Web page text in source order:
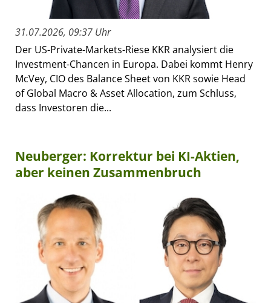
31.07.2026, 09:37 Uhr
Der US-Private-Markets-Riese KKR analysiert die
Investment-Chancen in Europa. Dabei kommt Henry
McVey, CIO des Balance Sheet von KKR sowie Head
of Global Macro & Asset Allocation, zum Schluss,
dass Investoren die...
Neuberger: Korrektur bei KI-Aktien,
aber keinen Zusammenbruch